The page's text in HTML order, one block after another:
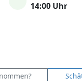
14:00 Uhr